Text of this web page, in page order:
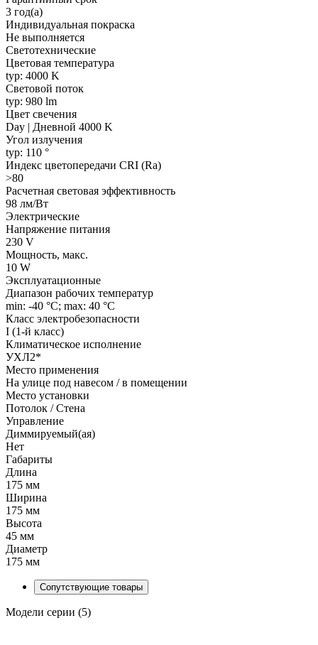
3 год(а)
Индивидуальная покраска
Не выполняется
Светотехнические
Цветовая температура
typ: 4000 K
Световой поток
typ: 980 lm
Цвет свечения
Day | Дневной 4000 K
Угол излучения
typ: 110 °
Индекс цветопередачи CRI (Ra)
>80
Расчетная световая эффективность
98 лм/Вт
Электрические
Напряжение питания
230 V
Мощность, макс.
10 W
Эксплуатационные
Диапазон рабочих температур
min: -40 °C; max: 40 °C
Класс электробезопасности
I (1-й класс)
Климатическое исполнение
УХЛ2*
Место применения
На улице под навесом / в помещении
Место установки
Потолок / Cтена
Управление
Диммируемый(ая)
Нет
Габариты
Длина
175 мм
Ширина
175 мм
Высота
45 мм
Диаметр
175 мм
Сопутствующие товары
Модели серии (5)